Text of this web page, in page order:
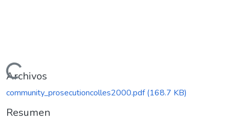
Cargando...
Archivos
community_prosecutioncolles2000.pdf(168.7 KB)
Resumen